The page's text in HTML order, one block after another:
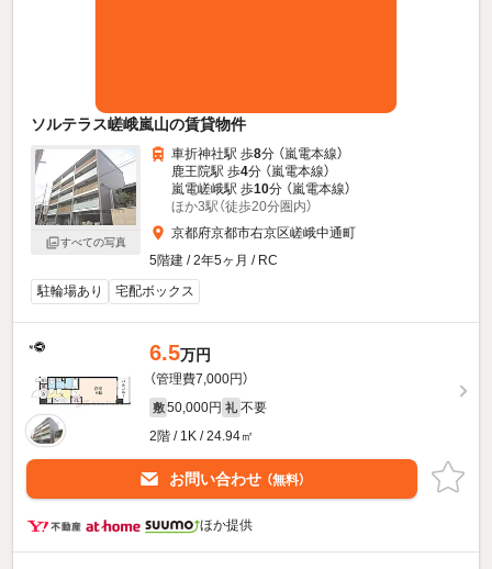
ソルテラス嵯峨嵐山の賃貸物件
すべての写真
車折神社駅 歩8分 （嵐電本線）
鹿王院駅 歩4分 （嵐電本線）
嵐電嵯峨駅 歩10分 （嵐電本線）
ほか3駅（徒歩20分圏内）
京都府京都市右京区嵯峨中通町
5階建 / 2年5ヶ月 / RC
駐輪場あり
宅配ボックス
6.5万円
（管理費7,000円）
敷 50,000円 礼 不要
2階 / 1K / 24.94㎡
お問い合わせ （無料）
ほか提供